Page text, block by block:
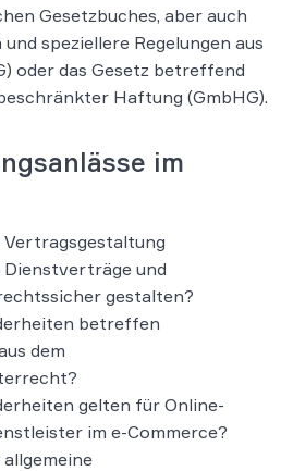
Gesetzbuches, aber auch
speziellere Regelungen aus
oder das Gesetz betreffend
Haftung (GmbHG).
im
Vertragsgestaltung
Dienstverträge und
gestalten?
betreffen
dem
gelten für Online-
im e-Commerce?
allgemeine